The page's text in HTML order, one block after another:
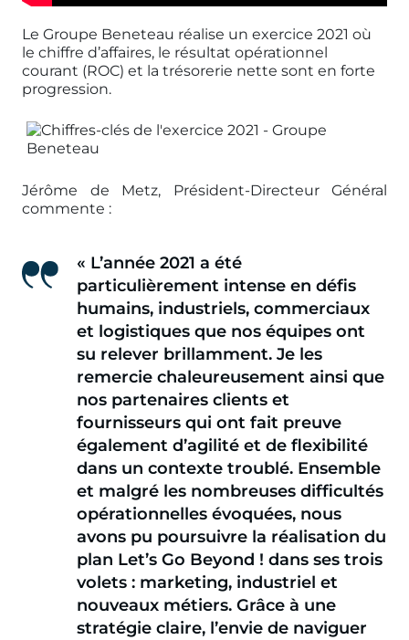
Le Groupe Beneteau réalise un exercice 2021 où
le chiffre d’affaires, le résultat opérationnel
courant (ROC) et la trésorerie nette sont en forte
progression.
Jérôme de Metz, Président-Directeur Général
commente :
« L’année 2021 a été
particulièrement intense en défis
humains, industriels, commerciaux
et logistiques que nos équipes ont
su relever brillamment. Je les
remercie chaleureusement ainsi que
nos partenaires clients et
fournisseurs qui ont fait preuve
également d’agilité et de flexibilité
dans un contexte troublé. Ensemble
et malgré les nombreuses difficultés
opérationnelles évoquées, nous
avons pu poursuivre la réalisation du
plan Let’s Go Beyond ! dans ses trois
volets : marketing, industriel et
nouveaux métiers. Grâce à une
stratégie claire, l’envie de naviguer